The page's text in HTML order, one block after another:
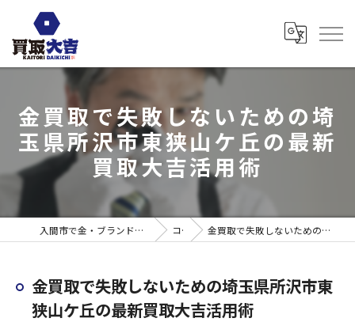
金買取で失敗しないための埼
玉県所沢市東狭山ケ丘の最新
買取大吉活用術
入間市で金・ブランド売るなら買取大吉 ウエスタ武蔵藤沢店 コラム 金買取で失敗しないための埼玉県所沢市東狭山ケ丘の最新買取大吉活用術
金買取で失敗しないための埼玉県所沢市東
狭山ケ丘の最新買取大吉活用術